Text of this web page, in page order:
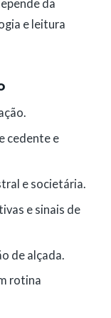
da
e leitura
cedente e
e societária.
e sinais de
de alçada.
rotina